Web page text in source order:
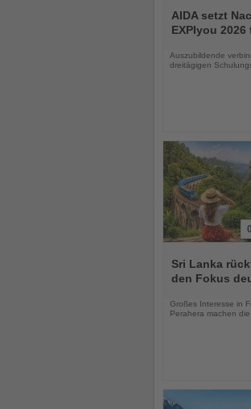
Sie
die
Nachrichten
AIDA setzt
EXPIyou 2026
Auszubildende
dreitägigen
Sie
die
Sri Lanka
den Fokus
Großes Interesse in
Perahera machen